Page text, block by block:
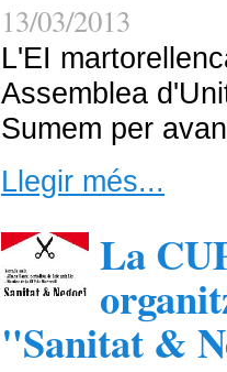
13/03/2013
L'EI
Assemblea
Sumem per
Llegir més...
La
"Sanitat &